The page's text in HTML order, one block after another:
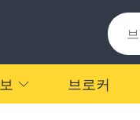
브로커